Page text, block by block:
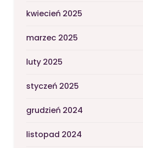
kwiecień 2025
marzec 2025
luty 2025
styczeń 2025
grudzień 2024
listopad 2024